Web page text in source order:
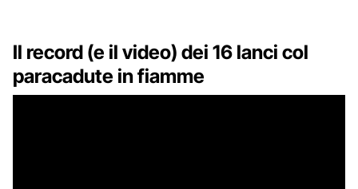
Il record (e il video) dei 16 lanci col
paracadute in fiamme